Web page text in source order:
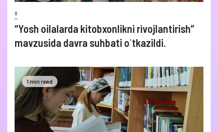
0
“Yosh oilalarda kitobxonlikni rivojlantirish”
mavzusida davra suhbati o`tkazildi.
1 min read